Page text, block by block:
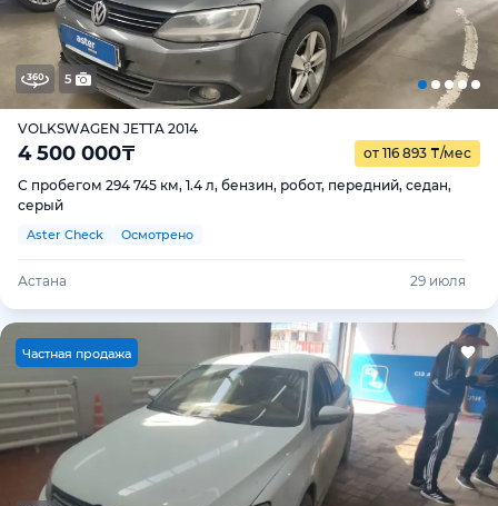
5
VOLKSWAGEN JETTA 2014
4 500 000₸ от 116 893 ₸/мес
С пробегом 294 745 км, 1.4 л, бензин, робот, передний, седан,
серый
Aster Check Осмотрено
Астана 29 июля
Частная продажа